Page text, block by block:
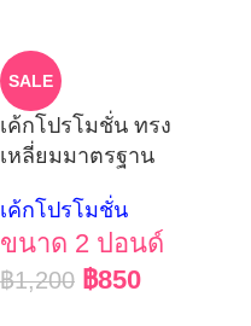
SALE
เค้กโปรโมชั่น ทรง
เหลี่ยมมาตรฐาน
เค้กโปรโมชั่น
ขนาด 2 ปอนด์
฿1,200 ฿850